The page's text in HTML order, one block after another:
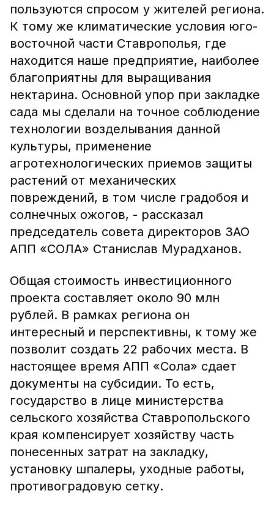
пользуются спросом у жителей региона.
К тому же климатические условия юго-
восточной части Ставрополья, где
находится наше предприятие, наиболее
благоприятны для выращивания
нектарина. Основной упор при закладке
сада мы сделали на точное соблюдение
технологии возделывания данной
культуры, применение
агротехнологических приемов защиты
растений от механических
повреждений, в том числе градобоя и
солнечных ожогов, - рассказал
председатель совета директоров ЗАО
АПП «СОЛА» Станислав Мурадханов.
Общая стоимость инвестиционного
проекта составляет около 90 млн
рублей. В рамках региона он
интересный и перспективны, к тому же
позволит создать 22 рабочих места. В
настоящее время АПП «Сола» сдает
документы на субсидии. То есть,
государство в лице министерства
сельского хозяйства Ставропольского
края компенсирует хозяйству часть
понесенных затрат на закладку,
установку шпалеры, уходные работы,
противоградовую сетку.